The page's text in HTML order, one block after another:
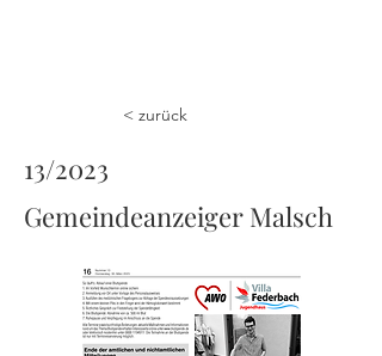
< zurück
13/2023
Gemeindeanzeiger Malsch